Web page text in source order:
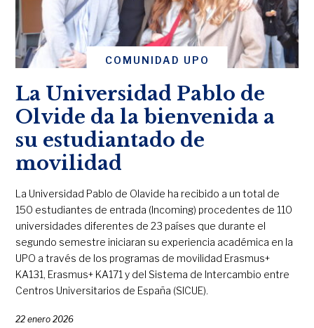
COMUNIDAD UPO
La Universidad Pablo de
Olvide da la bienvenida a
su estudiantado de
movilidad
La Universidad Pablo de Olavide ha recibido a un total de
150 estudiantes de entrada (Incoming) procedentes de 110
universidades diferentes de 23 países que durante el
segundo semestre iniciaran su experiencia académica en la
UPO a través de los programas de movilidad Erasmus+
KA131, Erasmus+ KA171 y del Sistema de Intercambio entre
Centros Universitarios de España (SICUE).
22 enero 2026